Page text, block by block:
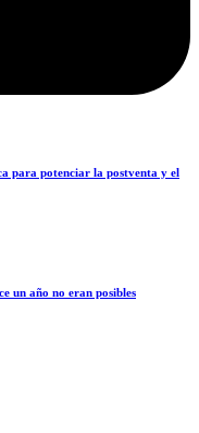
para potenciar la postventa y el
un año no eran posibles